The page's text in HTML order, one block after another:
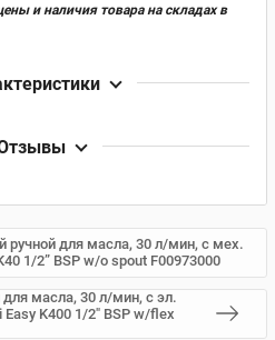
и наличия товара на складах в
ручной для масла, 30 л/мин, с мех.
1/2” BSP w/o spout F00973000
масла, 30 л/мин, с эл.
K400 1/2" BSP w/flex